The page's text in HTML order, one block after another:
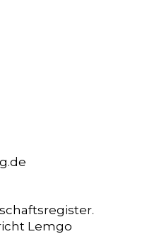
Lemgo